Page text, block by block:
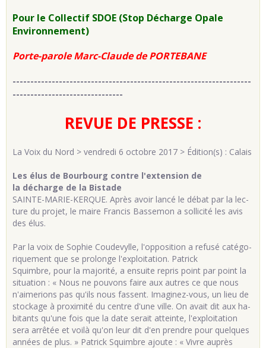
Pour le Collectif SDOE (Stop Décharge Opale
Environnement)
Porte-parole Marc-Claude de PORTEBANE
-------------------------------------------------------------------
-------------------------------
REVUE DE PRESSE :
La Voix du Nord > vendredi 6 octobre 2017 > Édition(s) : Calais
Les élus de Bourbourg contre l'extension de
la décharge de la Bistade
SAINTE-MA­RIE-KERQUE. Après avoir lancé le débat par la lec­
ture du pro­jet, le maire Fran­cis Bas­se­mon a sol­li­cité les avis
des élus.
Par la voix de So­phie Cou­de­vylle, l'op­po­si­tion a re­fusé ca­té­go­
ri­que­ment que se pro­longe l'ex­ploi­ta­tion. Pa­trick
Squimbre, pour la ma­jo­rité, a en­suite re­pris point par point la
si­tua­tion : « Nous ne pou­vons faire aux autres ce que nous
n'ai­me­rions pas qu'ils nous fassent. Ima­gi­nez-vous, un lieu de
sto­ckage à proxi­mité du centre d'une ville. On avait dit aux ha­
bi­tants qu'une fois que la date se­rait at­teinte, l'ex­ploi­ta­tion
sera ar­rê­tée et voilà qu'on leur dit d'en prendre pour quelques
an­nées de plus. » Pa­trick Squimbre ajoute : « Vivre au­près